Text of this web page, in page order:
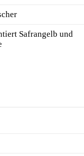
Safrangelb und